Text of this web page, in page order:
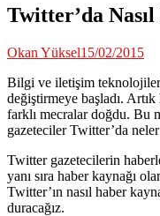
Twitter’da
Okan Yüksel15/02/2015
Bilgi ve iletişim
değiştirmeye başladı.
farklı mecralar doğdu. Bu
gazeteciler Twitter’da
Twitter gazetecilerin
yanı sıra haber kaynağı
Twitter’ın nasıl haber
duracağız.